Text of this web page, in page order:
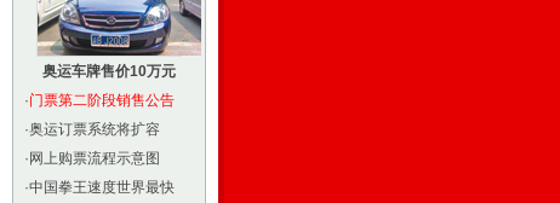
奥运车牌售价10万元
·门票第二阶段销售公告
·奥运订票系统将扩容
· 网上购票流程示意图
·中国拳王速度世界最快